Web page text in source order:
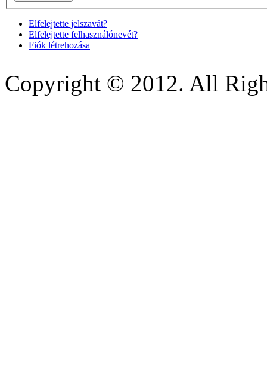
Elfelejtette jelszavát?
Elfelejtette felhasználónevét?
Fiók létrehozása
Copyright © 2012. All